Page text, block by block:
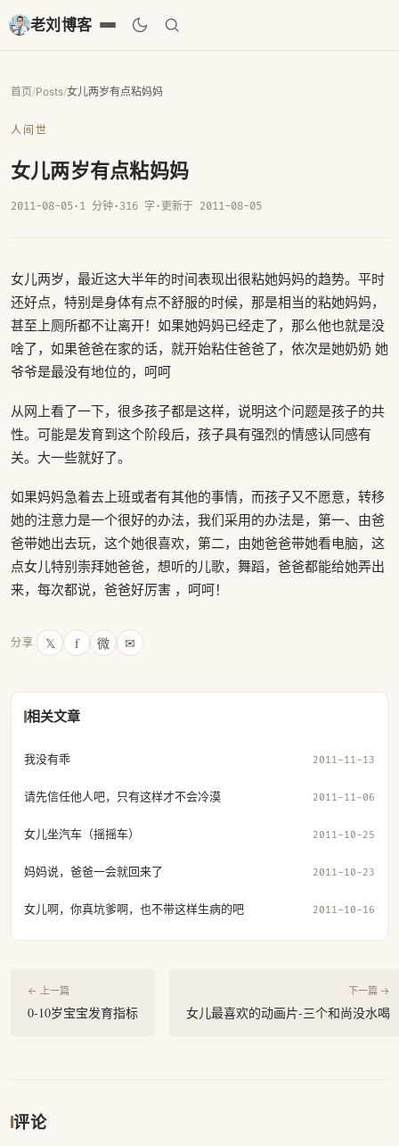
老刘博客
首页/Posts/女儿两岁有点粘妈妈
人间世
女儿两岁有点粘妈妈
2011-08-05· 1 分钟· 316 字 · 更新于 2011-08-05
女儿两岁，最近这大半年的时间表现出很粘她妈妈的趋势。平时
还好点，特别是身体有点不舒服的时候，那是相当的粘她妈妈，
甚至上厕所都不让离开！如果她妈妈已经走了，那么他也就是没
啥了，如果爸爸在家的话，就开始粘住爸爸了，依次是她奶奶 她
爷爷是最没有地位的，呵呵
从网上看了一下，很多孩子都是这样，说明这个问题是孩子的共
性。可能是发育到这个阶段后，孩子具有强烈的情感认同感有
关。大一些就好了。
如果妈妈急着去上班或者有其他的事情，而孩子又不愿意，转移
她的注意力是一个很好的办法，我们采用的办法是，第一、由爸
爸带她出去玩，这个她很喜欢，第二，由她爸爸带她看电脑，这
点女儿特别崇拜她爸爸，想听的儿歌，舞蹈，爸爸都能给她弄出
来，每次都说，爸爸好厉害 ，呵呵！
分享 𝕏 f 微 ✉
相关文章
我没有乖 2011-11-13
请先信任他人吧，只有这样才不会冷漠 2011-11-06
女儿坐汽车（摇摇车） 2011-10-25
妈妈说，爸爸一会就回来了 2011-10-23
女儿啊，你真坑爹啊，也不带这样生病的吧 2011-10-16
← 上一篇
0-10岁宝宝发育指标
下一篇 →
女儿最喜欢的动画片-三个和尚没水喝
评论